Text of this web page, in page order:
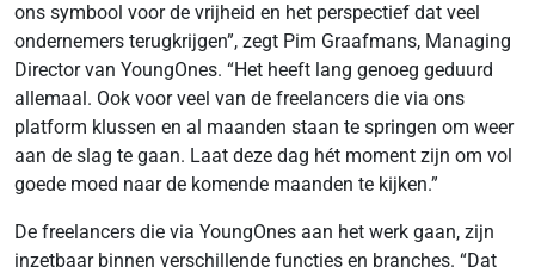
ons symbool voor de vrijheid en het perspectief dat veel
ondernemers terugkrijgen”, zegt Pim Graafmans, Managing
Director van YoungOnes. “Het heeft lang genoeg geduurd
allemaal. Ook voor veel van de freelancers die via ons
platform klussen en al maanden staan te springen om weer
aan de slag te gaan. Laat deze dag hét moment zijn om vol
goede moed naar de komende maanden te kijken.”
De freelancers die via YoungOnes aan het werk gaan, zijn
inzetbaar binnen verschillende functies en branches. “Dat